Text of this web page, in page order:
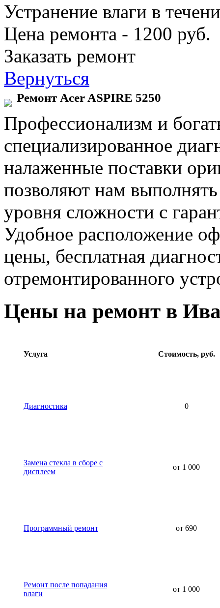
Устранение влаги в
Цена ремонта - 1200 руб.
Заказать ремонт
Вернуться
Ремонт Acer ASPIRE 5250
Профессионализм и
специализированное
налаженные поставки
позволяют нам
уровня сложности с
Удобное расположение
цены, бесплатная
отремонтированного
Цены на ремонт в
Услуга Стоимость, руб.
Диагностика 0
Замена стекла в сборе с
дисплеем
от 1 000
Программный ремонт от 690
Ремонт после попадания
влаги
от 1 000